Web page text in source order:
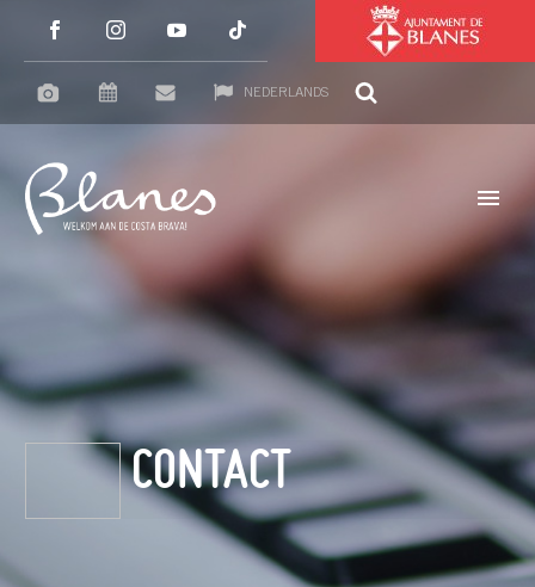
NEDERLANDS
CONTACT